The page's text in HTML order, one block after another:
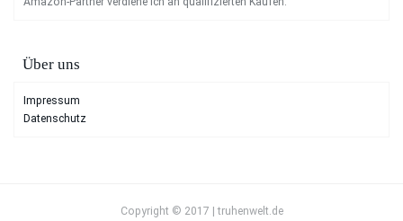
Über uns
Impressum
Datenschutz
Copyright © 2017 | truhenwelt.de